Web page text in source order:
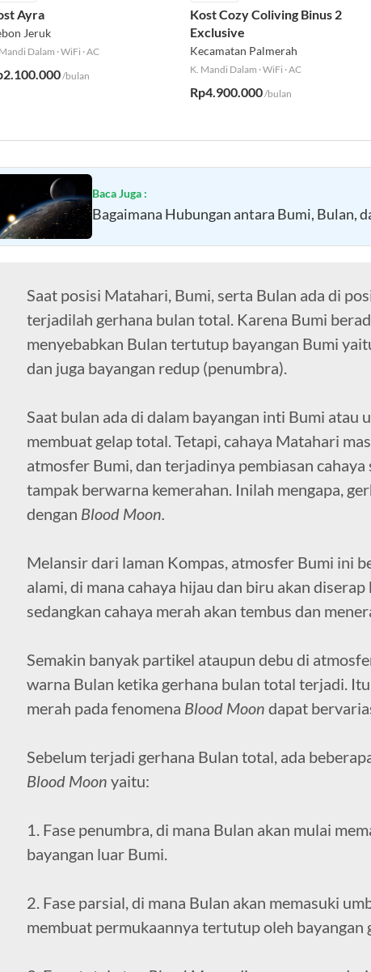
Ayra
Jeruk
Dalam ·WiFi ·AC
/bulan
Kost Cozy Coliving Binus 2
Exclusive
Kecamatan Palmerah
K. Mandi Dalam ·WiFi ·AC
Rp4.900.000/bulan
Baca Juga :
Bagaimana Hubungan antara Bumi, Bulan,
Saat posisi Matahari, Bumi, serta Bulan ada di
terjadilah gerhana bulan total. Karena Bumi
menyebabkan Bulan tertutup bayangan Bumi
dan juga bayangan redup (penumbra).
Saat bulan ada di dalam bayangan inti Bumi atau
membuat gelap total. Tetapi, cahaya Matahari
atmosfer Bumi, dan terjadinya pembiasan
tampak berwarna kemerahan. Inilah mengapa,
dengan Blood Moon.
Melansir dari laman Kompas, atmosfer Bumi ini
alami, di mana cahaya hijau dan biru akan
sedangkan cahaya merah akan tembus dan
Semakin banyak partikel ataupun debu di
warna Bulan ketika gerhana bulan total terjadi.
merah pada fenomena Blood Moon dapat
Sebelum terjadi gerhana Bulan total, ada
Blood Moon yaitu:
1. Fase penumbra, di mana Bulan akan mulai
bayangan luar Bumi.
2. Fase parsial, di mana Bulan akan memasuki
membuat permukaannya tertutup oleh bayangan